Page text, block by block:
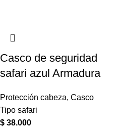
Casco de seguridad
safari azul Armadura
Protección cabeza, Casco
Tipo safari
$ 38.000